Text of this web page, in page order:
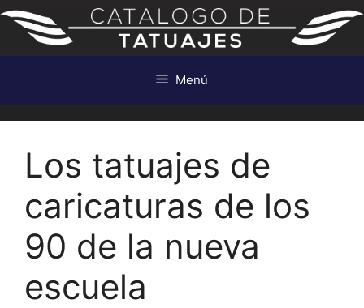
Saltar
contenido
Menú
Los tatuajes de
caricaturas de los
90 de la nueva
escuela